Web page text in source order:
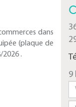
dans
(plaque de
.
9